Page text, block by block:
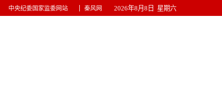
中央纪委国家监委网站 秦风网 2026年8月8日 星期六